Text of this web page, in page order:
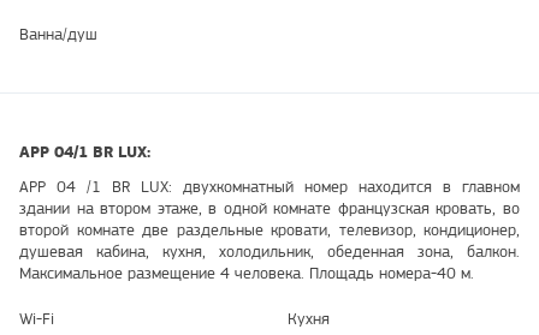
Ванна/душ
АРР 04/1 BR LUX:
АРР 04 /1 BR LUX: двухкомнатный номер находится в главном
здании на втором этаже, в одной комнате французская кровать, во
второй комнате две раздельные кровати, телевизор, кондиционер,
душевая кабина, кухня, холодильник, обеденная зона, балкон.
Максимальное размещение 4 человека. Площадь номера-40 м.
Wi-Fi Кухня